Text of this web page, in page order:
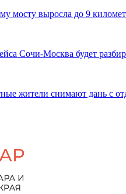
мосту выросла до 9
Сочи-Москва будет
жители снимают дань с